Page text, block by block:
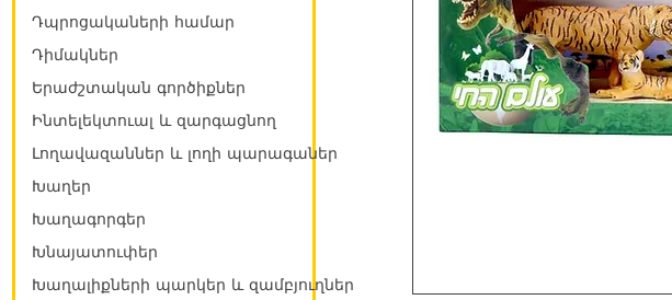
Դպրոցակաների համար
Դիմակներ
Երաժշտական գործիքներ
Ինտելեկտուալ և զարգացնող
Լողավազաններ և լողի պարագաներ
Խաղեր
Խաղագորգեր
Խնայատուփեր
Խաղալիքների պարկեր և զամբյուղներ